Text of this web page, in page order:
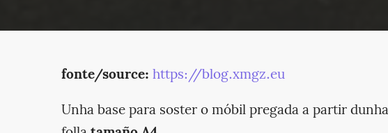
fonte/source: https://blog.xmgz.eu
Unha base para soster o móbil pregada a partir dunha